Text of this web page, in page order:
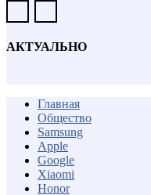
АКТУАЛЬНО
Главная
Общество
Samsung
Apple
Google
Xiaomi
Honor